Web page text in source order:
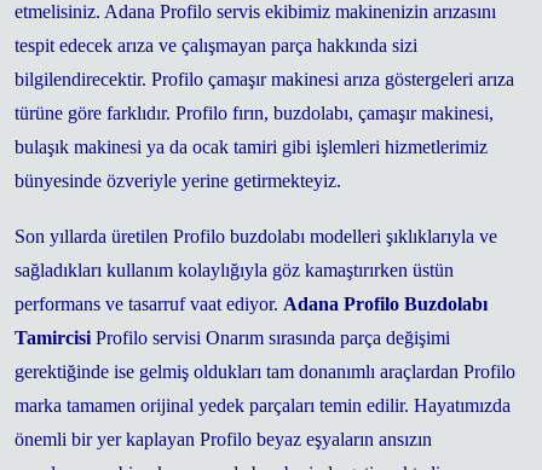
etmelisiniz. Adana Profilo servis ekibimiz makinenizin arızasını
tespit edecek arıza ve çalışmayan parça hakkında sizi
bilgilendirecektir. Profilo çamaşır makinesi arıza göstergeleri arıza
türüne göre farklıdır. Profilo fırın, buzdolabı, çamaşır makinesi,
bulaşık makinesi ya da ocak tamiri gibi işlemleri hizmetlerimiz
bünyesinde özveriyle yerine getirmekteyiz.
Son yıllarda üretilen Profilo buzdolabı modelleri şıklıklarıyla ve
sağladıkları kullanım kolaylığıyla göz kamaştırırken üstün
performans ve tasarruf vaat ediyor. Adana Profilo Buzdolabı
Tamircisi Profilo servisi Onarım sırasında parça değişimi
gerektiğinde ise gelmiş oldukları tam donanımlı araçlardan Profilo
marka tamamen orijinal yedek parçaları temin edilir. Hayatımızda
önemli bir yer kaplayan Profilo beyaz eşyaların ansızın